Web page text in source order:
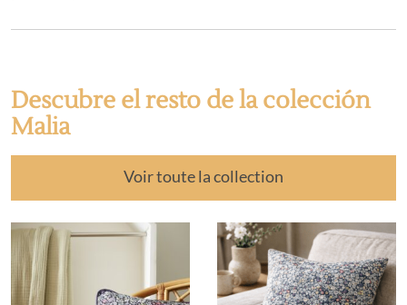
Descubre el resto de la colección
Malia
Voir toute la collection